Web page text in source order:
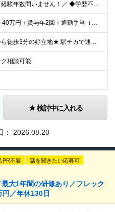
＼学歴不問・経験年数問いません！／ ◆学歴不問 ◆Adobe Premiere Proを使用した実務経験 ┗フリーランスOK ┗動画ジャンル不問 成長途中の当社には、役職や年次に関係なく 誰も
月給30万円～40万円＋賞与年2回＋通勤手当（上限月2万円） ※固定残業代（月30時間分・5万7,000円～7万6,000円）を含みます ※超過分は別途支給します ※経験により給与を決定いたします
★五反田駅から徒歩3分の好立地★ 駅チカで通勤に便利です♪ 東京都品川区西五反田1-29-3 五反田シティハイツ901 （変更の範囲）上記を除く当社関連勤務地
相談可能
検討中に入れる
： 2026.08.20
PR不要 話を聞きたい応募可
大1年間の研修あり／フレック
／年休130日